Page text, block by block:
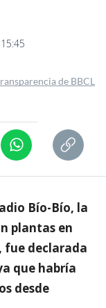
de BBCL
Bío-Bío, la
plantas en
fue declarada
que habría
desde